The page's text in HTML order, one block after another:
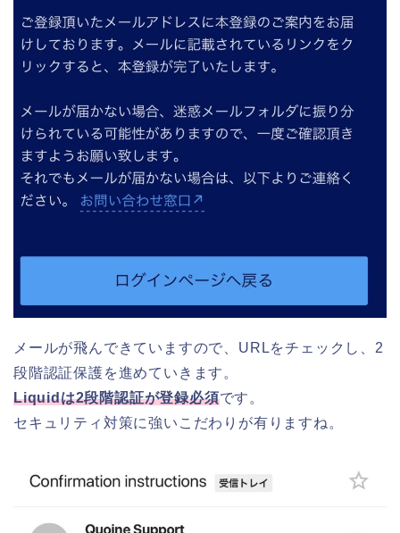
メールが飛んできていますので、URLをチェックし、2
段階認証保護を進めていきます。
Liquidは2段階認証が登録必須です。
セキュリティ対策に強いこだわりが有りますね。